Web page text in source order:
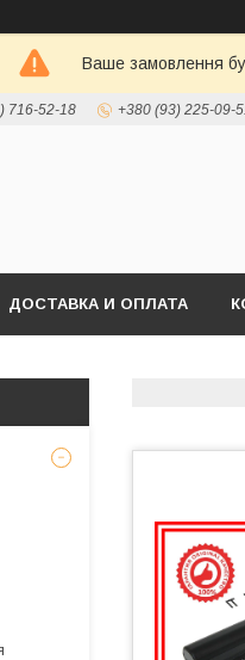
Ваше замовлення
716-52-18 +380 (93) 225-09-
ДОСТАВКА И ОПЛАТА